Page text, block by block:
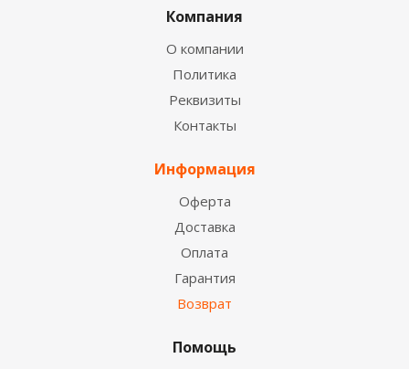
Компания
О компании
Политика
Реквизиты
Контакты
Информация
Оферта
Доставка
Оплата
Гарантия
Возврат
Помощь